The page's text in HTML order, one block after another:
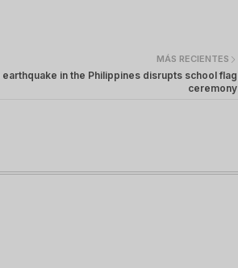
MÁS RECIENTES
in the Philippines disrupts school flag
ceremony